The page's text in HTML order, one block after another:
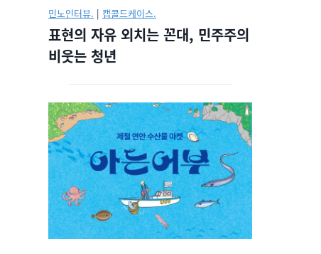
민노인터뷰. | 캡콜드케이스.
표현의 자유 외치는 꼰대, 민주주의
비웃는 청년